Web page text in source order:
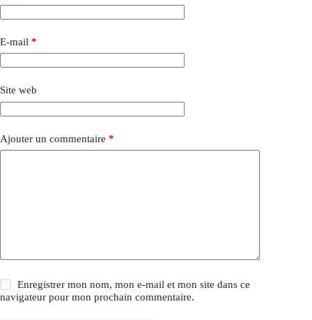
E-mail *
Site web
Ajouter un commentaire *
Enregistrer mon nom, mon e-mail et mon site dans ce
navigateur pour mon prochain commentaire.